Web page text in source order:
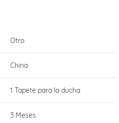
Otro
China
1 Tapete para la ducha
3 Meses